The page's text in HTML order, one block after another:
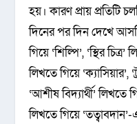
হয়। কারণ প্রায় প্রতিটি
দিনের পর দিন দেখে
গিয়ে ‘শিল্পি’, ‘স্থির চিত্র’
লিখতে গিয়ে ‘ক্যাসিয়ার’,
‘আশীষ বিদ্যার্থী’ লিখতে
লিখতে গিয়ে